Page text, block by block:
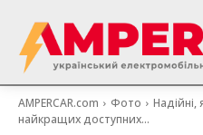
AMPERCAR.com Фото
Надійні,
найкращих доступних...